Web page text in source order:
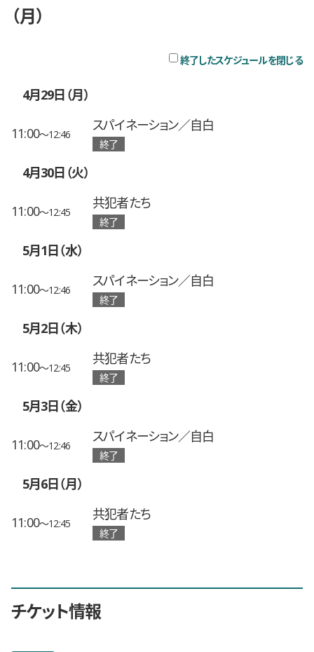
（月）
終了したスケジュールを閉じる
4月29日（月）
11:00〜12:46
スパイネーション／自白
終了
4月30日（火）
11:00〜12:45
共犯者たち
終了
5月1日（水）
11:00〜12:46
スパイネーション／自白
終了
5月2日（木）
11:00〜12:45
共犯者たち
終了
5月3日（金）
11:00〜12:46
スパイネーション／自白
終了
5月6日（月）
11:00〜12:45
共犯者たち
終了
チケット情報